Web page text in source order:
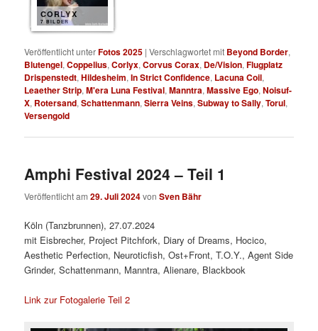
CORLYX
7 BILDER
Veröffentlicht unterFotos 2025 |Verschlagwortet mit Beyond Border,
Blutengel,Coppelius,Corlyx,Corvus Corax, De/Vision,Flugplatz
Drispenstedt,Hildesheim,In Strict Confidence, Lacuna Coil,
Leaether Strip,M'era Luna Festival,Manntra,Massive Ego,Noisuf-
X, Rotersand,Schattenmann,Sierra Veins,Subway to Sally,Torul,
Versengold
Amphi Festival 2024 – Teil 1
Veröffentlicht am29. Juli 2024vonSven Bähr
Köln (Tanzbrunnen), 27.07.2024
mit Eisbrecher, Project Pitchfork, Diary of Dreams, Hocico,
Aesthetic Perfection, Neuroticfish, Ost+Front, T.O.Y., Agent Side
Grinder, Schattenmann, Manntra, Alienare, Blackbook
Link zur Fotogalerie Teil 2